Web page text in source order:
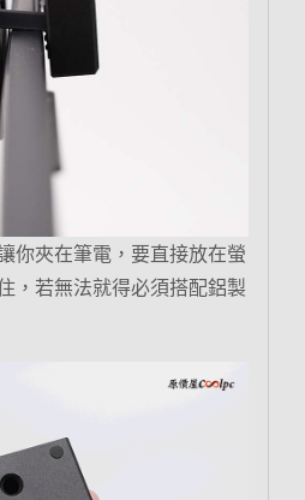
你夾在筆電，要直接放在螢
，若無法就得必須搭配鋁製